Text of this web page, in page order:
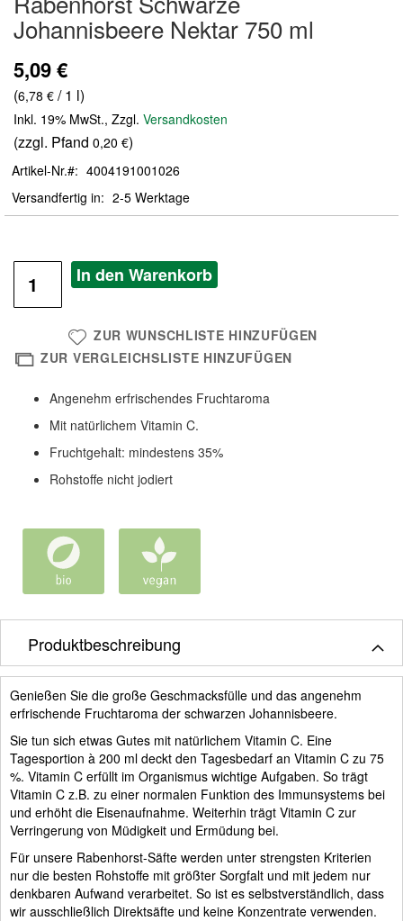
der
Bildergalerie
Johannisbeere Nektar 750 ml
5,09 €
(6,78 € / 1 l)
Inkl. 19% MwSt., Zzgl. Versandkosten
(zzgl. Pfand 0,20 €)
Artikel-Nr.
4004191001026
Versandfertig in
2-5 Werktage
In den Warenkorb
ZUR WUNSCHLISTE HINZUFÜGEN
ZUR VERGLEICHSLISTE HINZUFÜGEN
Angenehm erfrischendes Fruchtaroma
Mit natürlichem Vitamin C.
Fruchtgehalt: mindestens 35%
Rohstoffe nicht jodiert
Produktbeschreibung
Genießen Sie die große Geschmacksfülle und das angenehm
erfrischende Fruchtaroma der schwarzen Johannisbeere.
Sie tun sich etwas Gutes mit natürlichem Vitamin C. Eine
Tagesportion à 200 ml deckt den Tagesbedarf an Vitamin C zu 75
%. Vitamin C erfüllt im Organismus wichtige Aufgaben. So trägt
Vitamin C z.B. zu einer normalen Funktion des Immunsystems bei
und erhöht die Eisenaufnahme. Weiterhin trägt Vitamin C zur
Verringerung von Müdigkeit und Ermüdung bei.
Für unsere Rabenhorst-Säfte werden unter strengsten Kriterien
nur die besten Rohstoffe mit größter Sorgfalt und mit jedem nur
denkbaren Aufwand verarbeitet. So ist es selbstverständlich, dass
wir ausschließlich Direktsäfte und keine Konzentrate verwenden.